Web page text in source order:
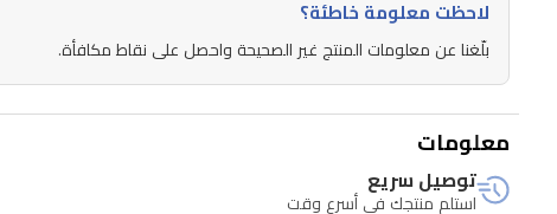
ميجابايت
جيجابايت
حتى
لاحظت معلومة خاطئة؟
بلّغنا عن معلومات المنتج غير الصحيحة واحصل على نقاط مكافأة.
معلومات
توصيل سريع
استلم منتجك في أسرع وقت